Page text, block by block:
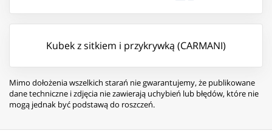
Kubek z sitkiem i przykrywką (CARMANI)
Mimo dołożenia wszelkich starań nie gwarantujemy, że publikowane
dane techniczne i zdjęcia nie zawierają uchybień lub błędów, które nie
mogą jednak być podstawą do roszczeń.